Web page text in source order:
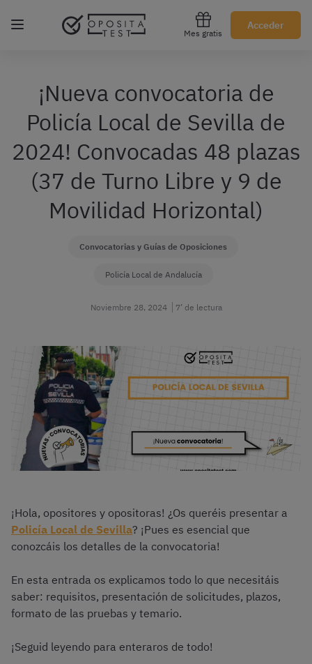
Mes gratis
Acceder
Regístrate gratis
¡Nueva convocatoria de
Policía Local de Sevilla de
2024! Convocadas 48 plazas
(37 de Turno Libre y 9 de
Movilidad Horizontal)
Convocatorias y Guías de Oposiciones
Policía Local de Andalucía
Noviembre 28, 2024 7’ de lectura
¡Hola, opositores y opositoras! ¿Os queréis presentar a
Policía Local de Sevilla? ¡Pues es esencial que
conozcáis los detalles de la convocatoria!
En esta entrada os explicamos todo lo que necesitáis
saber: requisitos, presentación de solicitudes, plazos,
formato de las pruebas y temario.
¡Seguid leyendo para enteraros de todo!